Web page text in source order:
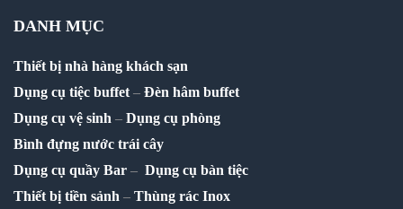
DANH MỤC
Thiết bị nhà hàng khách sạn
Dụng cụ tiệc buffet – Đèn hâm buffet
Dụng cụ vệ sinh – Dụng cụ phòng
Bình đựng nước trái cây
Dụng cụ quầy Bar – Dụng cụ bàn tiệc
Thiết bị tiền sảnh – Thùng rác Inox